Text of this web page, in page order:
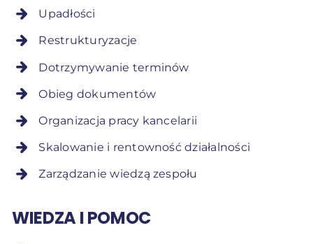
Upadłości
Restrukturyzacje
Dotrzymywanie terminów
Obieg dokumentów
Organizacja pracy kancelarii
Skalowanie i rentowność działalności
Zarządzanie wiedzą zespołu
WIEDZA I POMOC